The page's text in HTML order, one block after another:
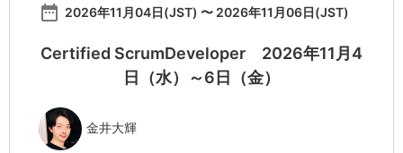
date_range 2026年11月04日(JST) 〜 2026年11月06日(JST)
Certified ScrumDeveloper 2026年11月4
日（水）～6日（金）
金井大輝